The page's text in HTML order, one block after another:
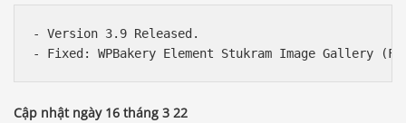
- Version 3.9 Released.
Cập nhật ngày 16 tháng 3 22